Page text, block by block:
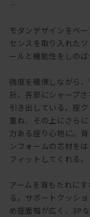
モダンデザインをベ
センスを取り入れた
ールと機能性をしのば
強度を確保しながら
計。各部にシャープ
引き出している。座
重ね、その上にさら
力ある座り心地に。
ンフォームの芯材を
フィットしてくれる。
アームを背もたれに
る。サポートクッシ
め座面幅が広く、3P